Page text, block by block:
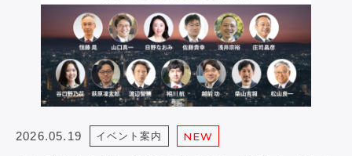
2026.05.19 イベント案内 NEW